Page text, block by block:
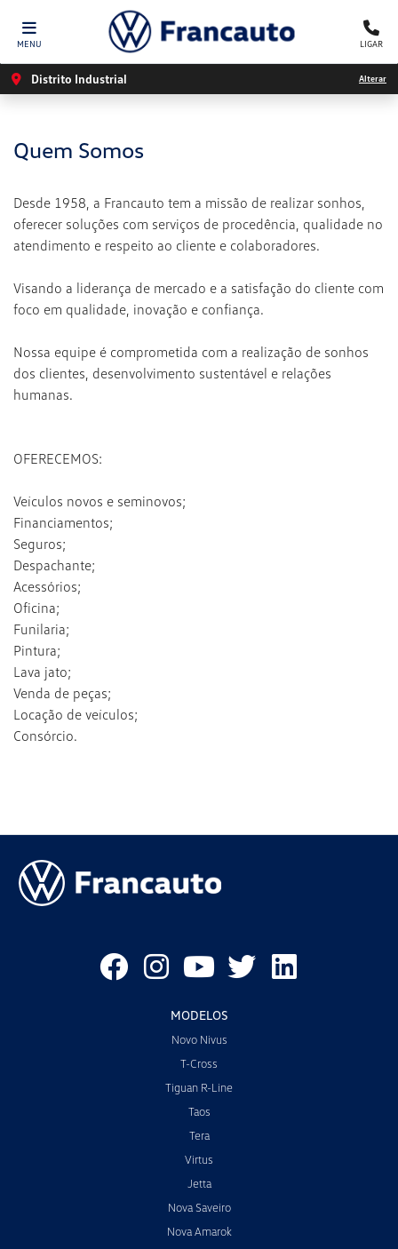
MENU LIGAR
Distrito Industrial Alterar
Quem Somos
Desde 1958, a Francauto tem a missão de realizar sonhos,
oferecer soluções com serviços de procedência, qualidade no
atendimento e respeito ao cliente e colaboradores.
Visando a liderança de mercado e a satisfação do cliente com
foco em qualidade, inovação e confiança.
Nossa equipe é comprometida com a realização de sonhos
dos clientes, desenvolvimento sustentável e relações
humanas.​
OFERECEMOS:
​Veículos novos e seminovos; ​
Financiamentos; ​
Seguros; ​
Despachante; ​
Acessórios;​
Oficina; ​
Funilaria; ​
Pintura; ​
Lava jato; ​
Venda de peças​;
Locação de veículos​;
Consórcio.​
MODELOS
Novo Nivus
T-Cross
Tiguan R-Line
Taos
Tera
Virtus
Jetta
Nova Saveiro
Nova Amarok